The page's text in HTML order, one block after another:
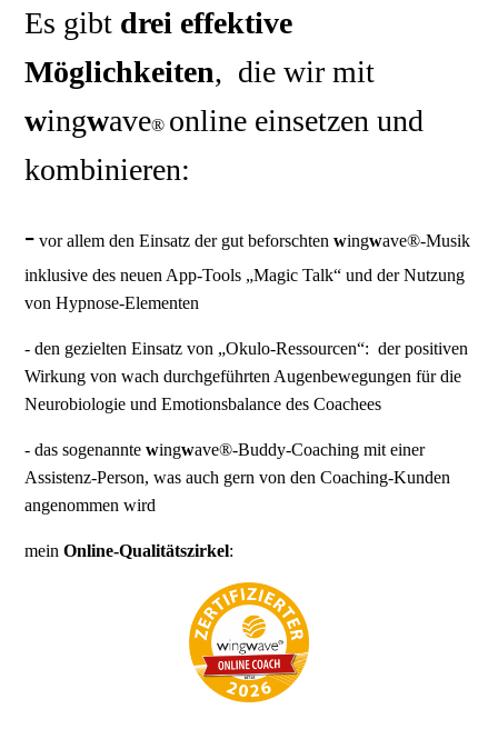
Es gibt drei effektive
Möglichkeiten, die wir mit
wingwave® online einsetzen und
kombinieren:
- vor allem den Einsatz der gut beforschtenwingwave®-Musik
inklusive des neuen App-Tools „Magic Talk“ und der Nutzung
von Hypnose-Elementen
-den gezielten Einsatz von „Okulo-Ressourcen“: der positiven
Wirkung von wach durchgeführten Augenbewegungen für die
Neurobiologie und Emotionsbalance des Coachees
-das sogenanntewingwave®-Buddy-Coaching mit einer
Assistenz-Person, was auch gern von den Coaching-Kunden
angenommen wird
meinOnline-Qualitätszirkel: